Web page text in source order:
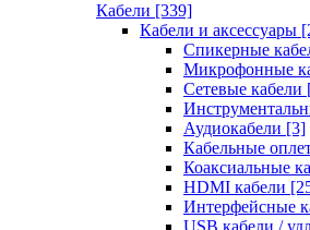
Кабели [339]
Кабели и аксессуары
Спикерные
Микрофонные
Сетевые кабели
Аудиокабели [3]
Кабельные
Коаксиальные
HDMI кабели
Интерфейсные
USB кабели /